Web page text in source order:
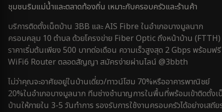
ชุมชนริมแม่น้ำและตลาดท้องถิ่น เหมาะกับครอบครัวและร้านค้า
บริการติดตั้งเน็ตบ้าน 3BB และ AIS Fibre ในอำเภอบางมูลนาก
ครอบคลุม 10 ตำบล ด้วยโครงข่าย Fiber Optic ถึงหน้าบ้าน (FTTH)
ราคาเริ่มต้นเพียง 500 บาทต่อเดือน ความเร็วสูงสุด 2 Gbps พร้อมฟรี
WiFi6 Router ตลอดสัญญา สมัครง่ายผ่านไลน์ @3bbth
ไม่ว่าคุณจะอาศัยอยู่ในบ้านเดี่ยว/ทาวน์โฮม 70%หรืออาคารพาณิชย์
20%ในอำเภอบางมูลนาก ทีมช่างชำนาญการในพื้นที่พร้อมเข้าติดตั้งเ
บ้านให้ภายใน 3-5 วันทำการ รองรับการใช้งานครอบครัวได้อย่างเสถีย